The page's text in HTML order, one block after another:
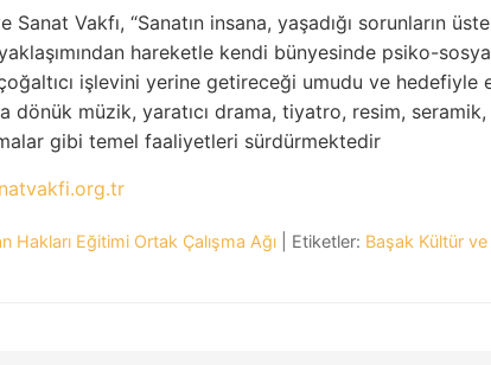
Sanat Vakfı, “Sanatın insana, yaşadığı sorunların
yaklaşımından hareketle kendi bünyesinde psiko-
işlevini yerine getireceği umudu ve hedefiyle
dönük müzik, yaratıcı drama, tiyatro, resim,
gibi temel faaliyetleri sürdürmektedir
Hakları Eğitimi Ortak Çalışma Ağı | Etiketler: Başak Kültür ve